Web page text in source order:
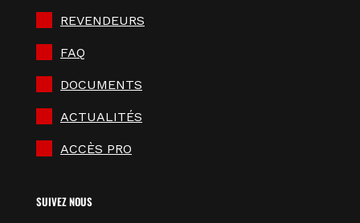
REVENDEURS
FAQ
DOCUMENTS
ACTUALITÉS
ACCÈS PRO
SUIVEZ NOUS